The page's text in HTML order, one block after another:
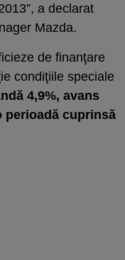
a declarat
Mazda.
de finanţare
condiţiile speciale
4,9%, avans
perioadă cuprinsă